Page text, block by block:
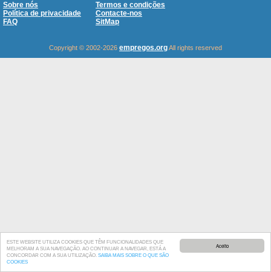
Aceito
ESTE WEBSITE UTILIZA COOKIES QUE TÊM FUNCIONALIDADES QUE
MELHORAM A SUA NAVEGAÇÃO. AO CONTINUAR A NAVEGAR, ESTÁ A
CONCORDAR COM A SUA UTILIZAÇÃO. SAIBA MAIS SOBRE O QUE SÃO
COOKIES
Sobre nós
Termos e condições
Política de privacidade
Contacte-nos
FAQ
SitMap
Copyright © 2002-2026 empregos.orgAll rights reserved